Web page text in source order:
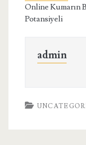
Online Kumarın
Potansiyeli
admin